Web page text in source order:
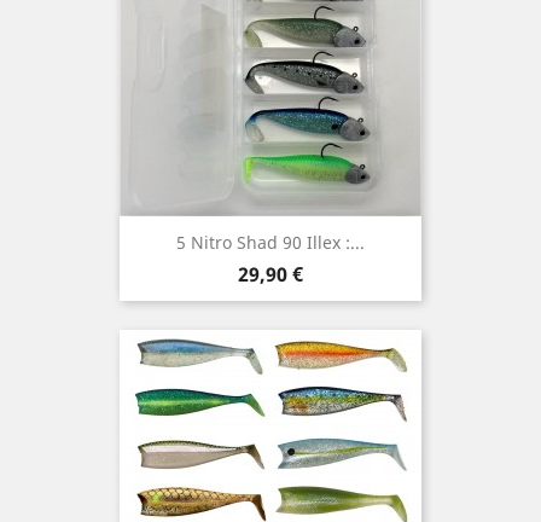
5 Nitro Shad 90 Illex :...
Prix
29,90 €